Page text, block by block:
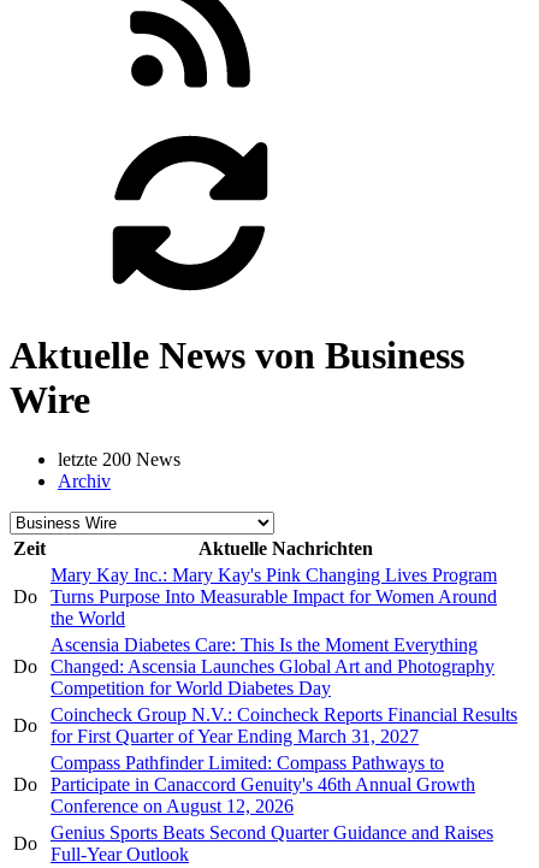
Aktuelle News von Business
Wire
letzte 200 News
Archiv
Zeit Aktuelle Nachrichten
Do
Mary Kay Inc.: Mary Kay's Pink Changing Lives Program
Turns Purpose Into Measurable Impact for Women Around
the World
Do
Ascensia Diabetes Care: This Is the Moment Everything
Changed: Ascensia Launches Global Art and Photography
Competition for World Diabetes Day
Do
Coincheck Group N.V.: Coincheck Reports Financial Results
for First Quarter of Year Ending March 31, 2027
Do
Compass Pathfinder Limited: Compass Pathways to
Participate in Canaccord Genuity's 46th Annual Growth
Conference on August 12, 2026
Do
Genius Sports Beats Second Quarter Guidance and Raises
Full-Year Outlook